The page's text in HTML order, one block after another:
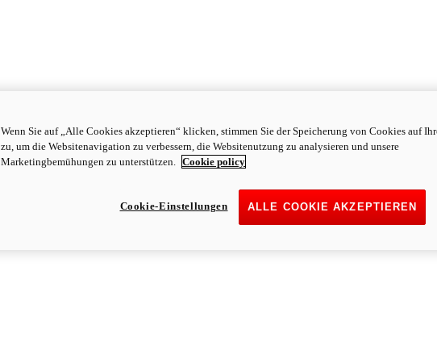
Wenn Sie auf „Alle Cookies akzeptieren“ klicken, stimmen Sie der Speicherung von Cookies auf
zu, um die Websitenavigation zu verbessern, die Websitenutzung zu analysieren und unsere
Marketingbemühungen zu unterstützen. Cookie policy
ALLE COOKIE AKZEPTIEREN
Cookie-Einstellungen